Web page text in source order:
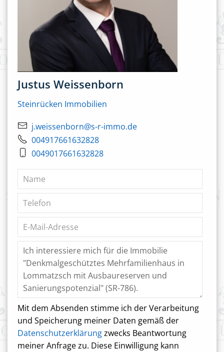
Justus Weissenborn
Steinrücken Immobilien
j.weissenborn@s-r-immo.de
004917661632828
0049017661632828
Mit dem Absenden stimme ich der Verarbeitung
und Speicherung meiner Daten gemäß der
Datenschutzerklärungzwecks Beantwortung
meiner Anfrage zu. Diese Einwilligung kann